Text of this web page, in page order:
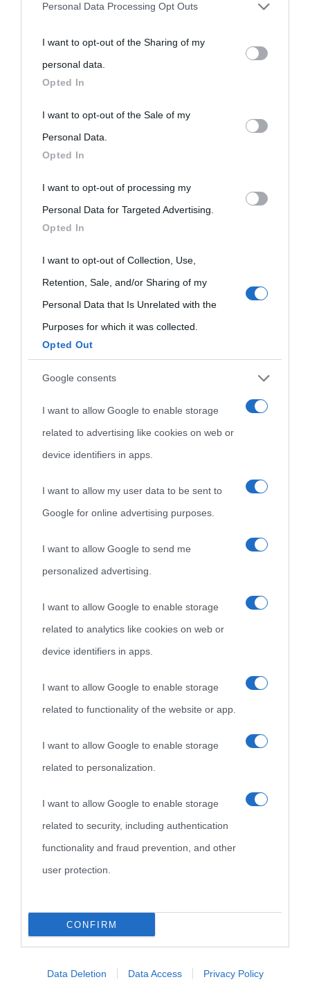
personal information by third parties on the IAB’s list of
downstream participants.
This information may also be disclosed by us to third parties
on the IAB’s List of Downstream Participants that may further
disclose it to other third parties.
Please note that this website/app uses one or more Google
services and may gather and store information including but
not limited to your visit or usage behaviour. You may click to
grant or deny consent to Google and its third-party tags to
use your data for below specified purposes in below Google
consent section.
Personal Data Processing Opt Outs
I want to opt-out of the Sharing of my
personal data.
Opted In
I want to opt-out of the Sale of my
Personal Data.
Opted In
I want to opt-out of processing my
Personal Data for Targeted Advertising.
Opted In
I want to opt-out of Collection, Use,
Retention, Sale, and/or Sharing of my
Personal Data that Is Unrelated with the
Purposes for which it was collected.
Opted Out
Google consents
I want to allow Google to enable storage
related to advertising like cookies on web or
device identifiers in apps.
I want to allow my user data to be sent to
Google for online advertising purposes.
I want to allow Google to send me
personalized advertising.
I want to allow Google to enable storage
related to analytics like cookies on web or
device identifiers in apps.
I want to allow Google to enable storage
related to functionality of the website or app.
I want to allow Google to enable storage
related to personalization.
I want to allow Google to enable storage
related to security, including authentication
functionality and fraud prevention, and other
user protection.
CONFIRM
Data Deletion Data Access Privacy Policy
Cultura
Cultura è un blog del sito Biografieonline © 2012-2025 •
come Affiliato Amazon il sito ricava commissioni sugli acquisti
nell'avversa.» (Aristotele -Frasi sulla cultura)
Biografie di
Biografie più
visitate
Indice dei nomi
Categorie
Ricorrenze
Onomastico
Film biografici
Aforismi
Mappa del sito
Privacy policy
Pubblicità
Contatti